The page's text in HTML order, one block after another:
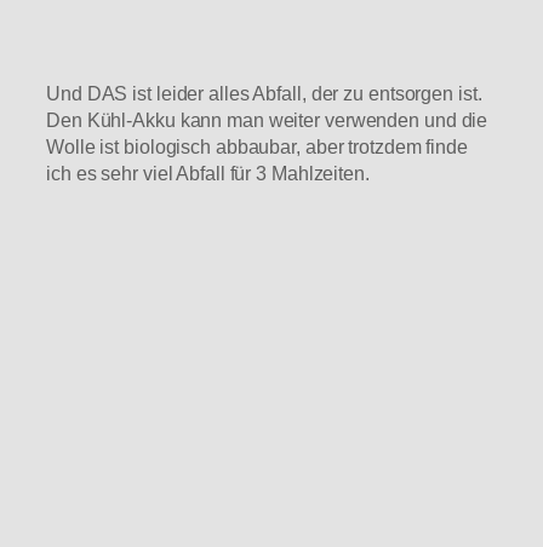
Und DAS ist leider alles Abfall, der zu entsorgen ist.
Den Kühl-Akku kann man weiter verwenden und die
Wolle ist biologisch abbaubar, aber trotzdem finde
ich es sehr viel Abfall für 3 Mahlzeiten.